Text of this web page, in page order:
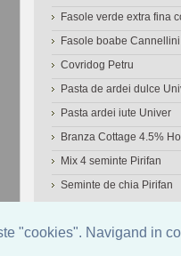
"cookies". Navigand in
Fasole verde extra fina
Fasole boabe
Covridog Petru
Pasta de ardei dulce
Pasta ardei iute Univer
Branza Cottage 4.5%
Mix 4 seminte Pirifan
Seminte de chia Pirifan
© 2006-2026 OneDen.com